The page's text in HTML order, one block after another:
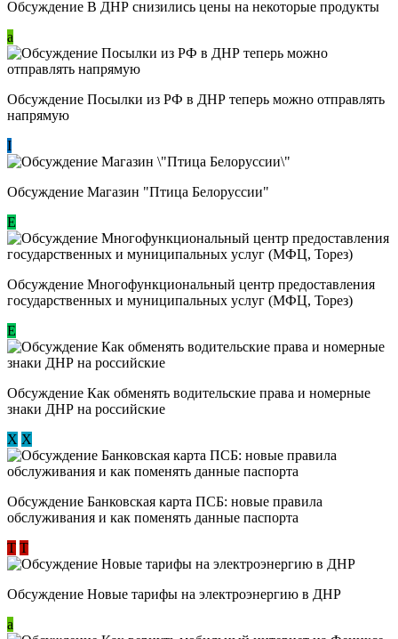
Обсуждение В ДНР снизились цены на некоторые продукты
a
Обсуждение Посылки из РФ в ДНР теперь можно отправлять
напрямую
I
Обсуждение Магазин "Птица Белоруссии"
Е
Обсуждение Многофункциональный центр предоставления
государственных и муниципальных услуг (МФЦ, Торез)
E
Обсуждение ​Как обменять водительские права и номерные
знаки ДНР на российские
Х Х
Обсуждение ​Банковская карта ПСБ: новые правила
обслуживания и как поменять данные паспорта
Т Т
Обсуждение Новые тарифы на электроэнергию в ДНР
a